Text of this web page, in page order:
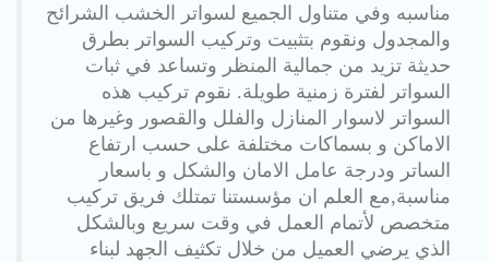
مناسبه وفي متناول الجميع لسواتر الخشب الشرائح
والمجدول ونقوم بتثبيت وتركيب السواتر بطرق
حديثة تزيد من جمالية المنظر وتساعد في ثبات
السواتر لفترة زمنية طويلة. نقوم تركيب هذه
السواتر لاسوار المنازل والفلل والقصور وغيرها من
الاماكن و بسماكات مختلفة على حسب ارتفاع
الساتر ودرجة عامل الامان والشكل و باسعار
مناسبة,مع العلم ان مؤسستنا تمتلك فريق تركيب
متخصص لأتمام العمل في وقت سريع وبالشكل
الذي يرضي العميل من خلال تكثيف الجهد لبناء